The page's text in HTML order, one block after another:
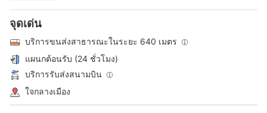
จุดเด่น
บริการขนส่งสาธารณะในระยะ 640 เมตร
แผนกต้อนรับ (24 ชั่วโมง)
บริการรับส่งสนามบิน
ใจกลางเมือง